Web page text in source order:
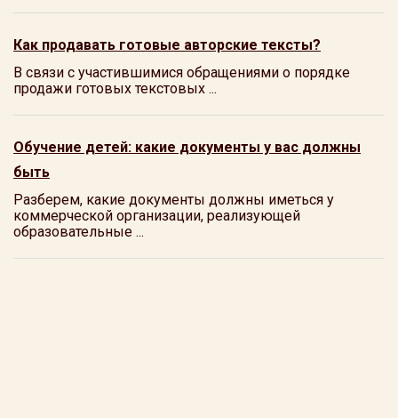
Как продавать готовые авторские тексты?
В связи с участившимися обращениями о порядке
продажи готовых текстовых ...
Обучение детей: какие документы у вас должны
быть
Разберем, какие документы должны иметься у
коммерческой организации, реализующей
образовательные ...